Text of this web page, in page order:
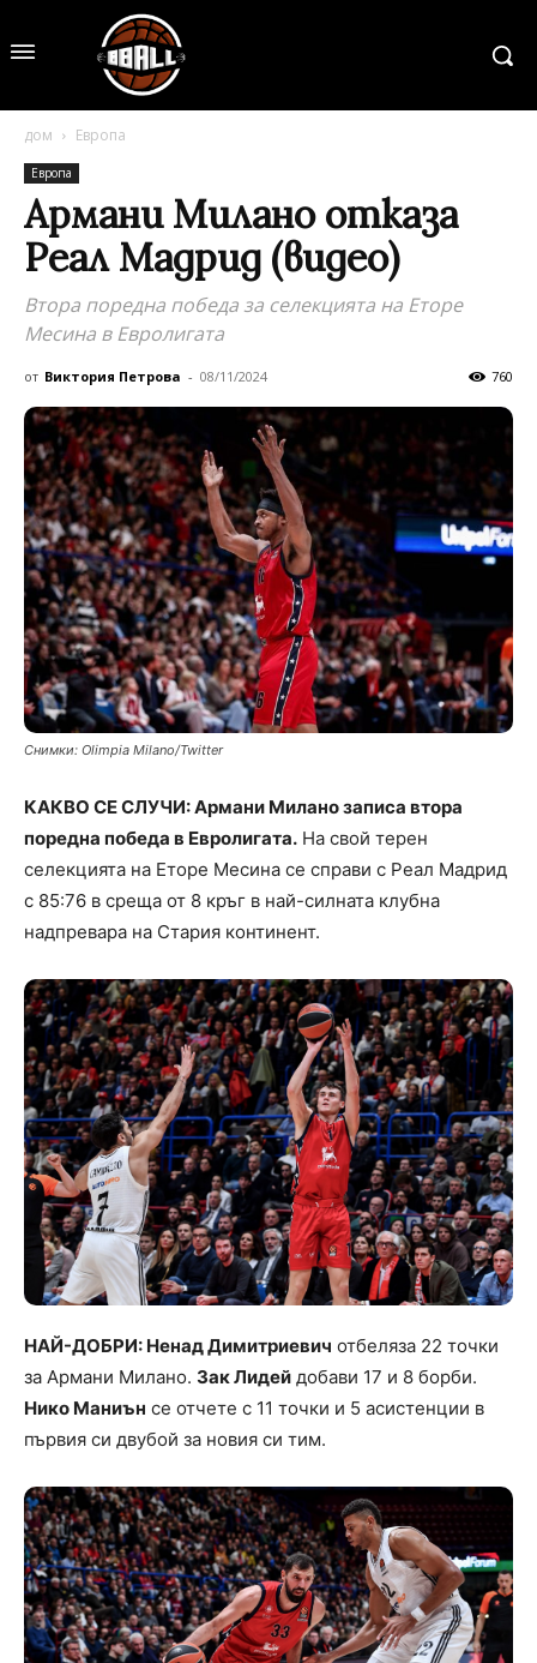
дом Европа
Европа
Армани Милано отказа
Реал Мадрид (видео)
Втора поредна победа за селекцията на Еторе
Месина в Евролигата
от Виктория Петрова - 08/11/2024 760
Снимки: Olimpia Milano/Twitter
КАКВО СЕ СЛУЧИ: Армани Милано записа втора
поредна победа в Евролигата. На свой терен
селекцията на Еторе Месина се справи с Реал Мадрид
с 85:76 в среща от 8 кръг в най-силната клубна
надпревара на Стария континент.
НАЙ-ДОБРИ: Ненад Димитриевич отбеляза 22 точки
за Армани Милано. Зак Лидей добави 17 и 8 борби.
Нико Маниън се отчете с 11 точки и 5 асистенции в
първия си двубой за новия си тим.